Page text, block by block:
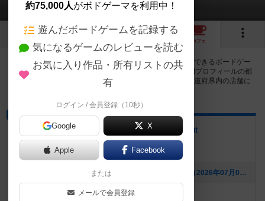
1 1 3
カフェ
モンスターズvsヒーローズ：深淵よりの覚醒で遊ぶことができるボードゲー
ムカフェ・プレイスペースが10店登録されています。公開プロフィールの都
道府県が設定されたアカウントでログインすると、同じ都道府県内の店舗に
ボードゲームカフェ
ボードゲームカフェ hang out
岩手県奥州市水沢花園町１丁目１－１７
[NEW] ご予約でのご利用をおすすめするボードゲーム（2026年07月04日 11時59分）
遊べるボードゲーム
597個
約75,000人がボドゲーマを利用中！
遊んだボードゲームを記録する
気になるゲームのレビューを読む
お気に入り作品・所有リストの共
有
ログイン / 会員登録（10秒）
Google X
Apple Facebook
または
メールで会員登録